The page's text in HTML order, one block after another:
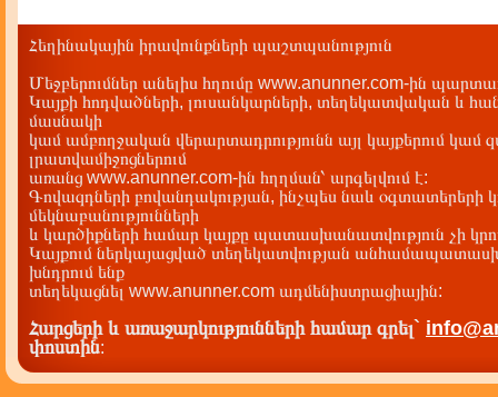
Հեղինակային իրավունքների պաշտպանություն
Մեջբերումներ անելիս հղումը www.anunner.com-ին
Կայքի հոդվածների, լուսանկարների, տեղեկատվական և
մասնակի
կամ ամբողջական վերարտադրությունն այլ կայքերում կամ
լրատվամիջոցներում
առանց www.anunner.com-ին հղղման՝ արգելվում է:
Գովազդների բովանդակության, ինչպես նաև օգտատերերի
մեկնաբանությունների
և կարծիքների համար կայքը պատասխանատվություն չի
Կայքում ներկայացված տեղեկատվության
խնդրում ենք
տեղեկացնել www.anunner.com ադմենիստրացիային:
Հարցերի և առաջարկությունների համար գրել`
փոստին: